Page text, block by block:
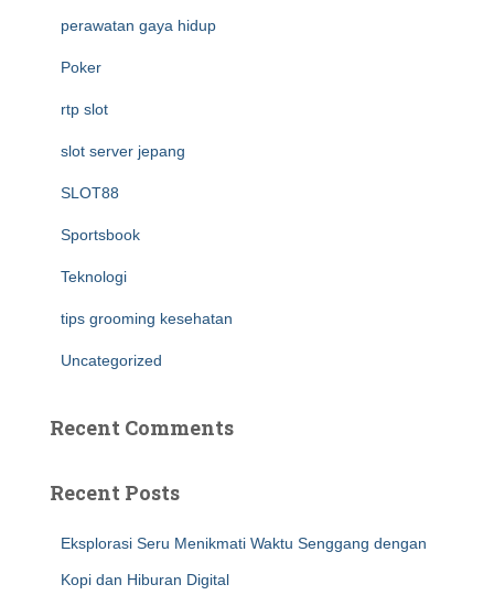
perawatan gaya hidup
Poker
rtp slot
slot server jepang
SLOT88
Sportsbook
Teknologi
tips grooming kesehatan
Uncategorized
Recent Comments
Recent Posts
Eksplorasi Seru Menikmati Waktu Senggang dengan
Kopi dan Hiburan Digital